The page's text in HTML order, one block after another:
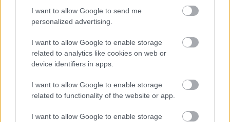
I want to allow Google to send me
personalized advertising.
I want to allow Google to enable storage
related to analytics like cookies on web or
device identifiers in apps.
I want to allow Google to enable storage
related to functionality of the website or app.
I want to allow Google to enable storage
Fra sprint til langløp og papparolle
KJELL-ERIK KRISTIANSEN 17.07.2025
Men mye annet er også annerledes for 31-åringen fra Lillehammer.
Håvard Solås Taugbøl går fra landslagssprinter til langløper og